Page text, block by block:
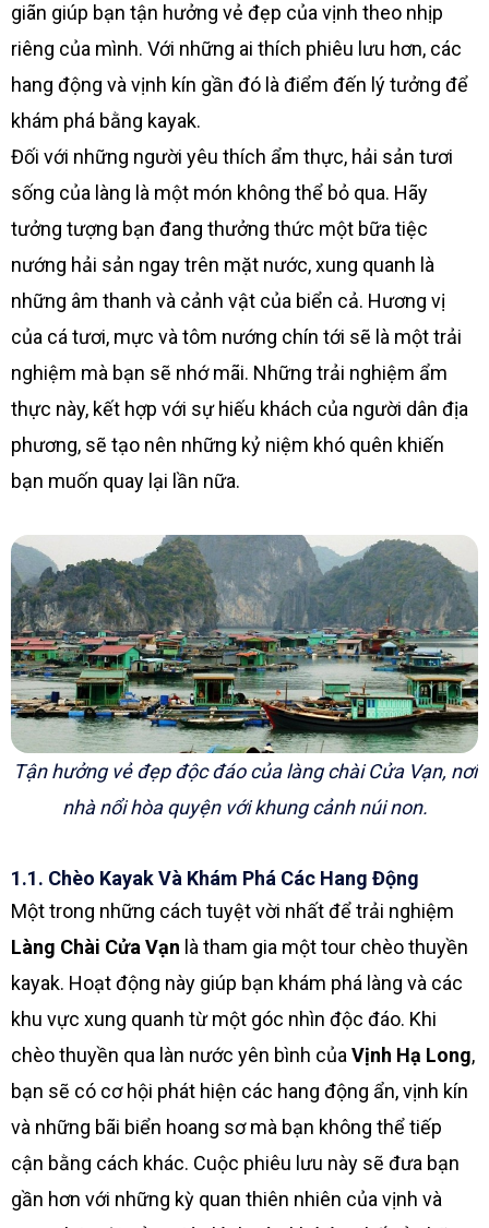
giãn giúp bạn tận hưởng vẻ đẹp của vịnh theo nhịp
riêng của mình. Với những ai thích phiêu lưu hơn, các
hang động và vịnh kín gần đó là điểm đến lý tưởng để
khám phá bằng kayak.
Đối với những người yêu thích ẩm thực, hải sản tươi
sống của làng là một món không thể bỏ qua. Hãy
tưởng tượng bạn đang thưởng thức một bữa tiệc
nướng hải sản ngay trên mặt nước, xung quanh là
những âm thanh và cảnh vật của biển cả. Hương vị
của cá tươi, mực và tôm nướng chín tới sẽ là một trải
nghiệm mà bạn sẽ nhớ mãi. Những trải nghiệm ẩm
thực này, kết hợp với sự hiếu khách của người dân địa
phương, sẽ tạo nên những kỷ niệm khó quên khiến
bạn muốn quay lại lần nữa.
Tận hưởng vẻ đẹp độc đáo của làng chài Cửa Vạn, nơi
nhà nổi hòa quyện với khung cảnh núi non.
1.1. Chèo Kayak Và Khám Phá Các Hang Động
Một trong những cách tuyệt vời nhất để trải nghiệm
Làng Chài Cửa Vạn là tham gia một tour chèo thuyền
kayak. Hoạt động này giúp bạn khám phá làng và các
khu vực xung quanh từ một góc nhìn độc đáo. Khi
chèo thuyền qua làn nước yên bình của Vịnh Hạ Long,
bạn sẽ có cơ hội phát hiện các hang động ẩn, vịnh kín
và những bãi biển hoang sơ mà bạn không thể tiếp
cận bằng cách khác. Cuộc phiêu lưu này sẽ đưa bạn
gần hơn với những kỳ quan thiên nhiên của vịnh và